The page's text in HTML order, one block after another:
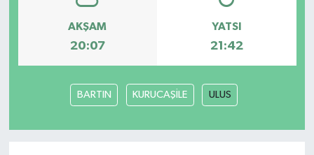
AKŞAM
20:07
YATSI
21:42
BARTIN KURUCAŞİLE ULUS